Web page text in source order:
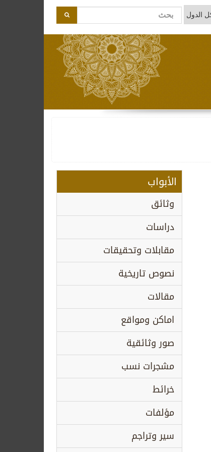
الأبواب
وثائق
دراسات
مقابلات وتحقيقات
نصوص تاريخية
مقالات
اماكن ومواقع
صور وثائقية
مشجرات نسب
خرائط
مؤلفات
سير وتراجم